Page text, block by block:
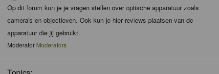
Op dit forum kun je je vragen stellen over optische apparatuur zoals
camera's en objectieven. Ook kun je hier reviews plaatsen van de
apparatuur die jij gebruikt.
Moderator Moderators